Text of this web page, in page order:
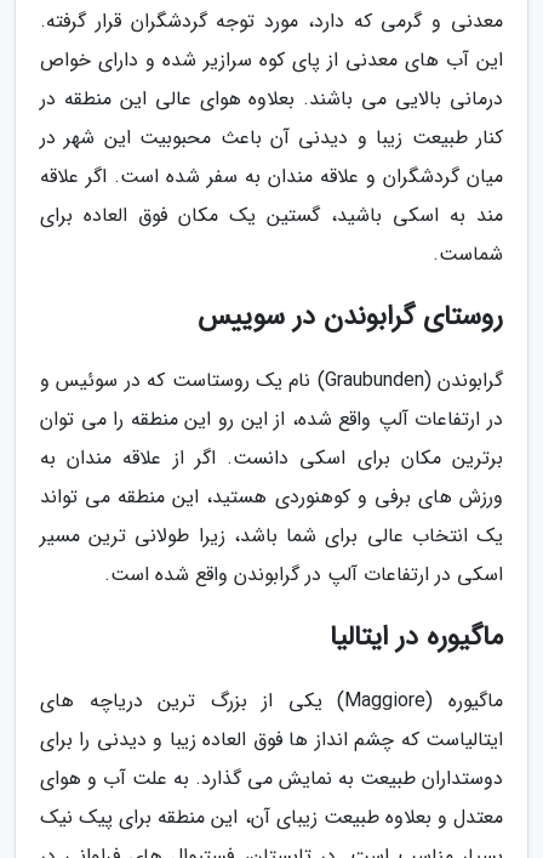
معدنی و گرمی که دارد، مورد توجه گردشگران قرار گرفته.
این آب های معدنی از پای کوه سرازیر شده و دارای خواص
درمانی بالایی می باشند. بعلاوه هوای عالی این منطقه در
کنار طبیعت زیبا و دیدنی آن باعث محبوبیت این شهر در
میان گردشگران و علاقه مندان به سفر شده است. اگر علاقه
مند به اسکی باشید، گستین یک مکان فوق العاده برای
شماست.
روستای گرابوندن در سوییس
گرابوندن (Graubunden) نام یک روستاست که در سوئیس و
در ارتفاعات آلپ واقع شده، از این رو این منطقه را می توان
برترین مکان برای اسکی دانست. اگر از علاقه مندان به
ورزش های برفی و کوهنوردی هستید، این منطقه می تواند
یک انتخاب عالی برای شما باشد، زیرا طولانی ترین مسیر
اسکی در ارتفاعات آلپ در گرابوندن واقع شده است.
ماگیوره در ایتالیا
ماگیوره (Maggiore) یکی از بزرگ ترین دریاچه های
ایتالیاست که چشم انداز ها فوق العاده زیبا و دیدنی را برای
دوستداران طبیعت به نمایش می گذارد. به علت آب و هوای
معتدل و بعلاوه طبیعت زیبای آن، این منطقه برای پیک نیک